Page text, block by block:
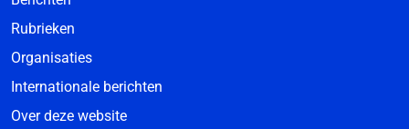
Rubrieken
Organisaties
Internationale berichten
Over deze website